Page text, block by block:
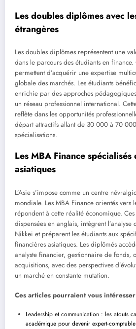
Les doubles diplômes avec
étrangères
Les doubles diplômes représentent une
dans le parcours des étudiants en
permettent d’acquérir une expertise
globale des marchés. Les étudiants
enrichie par des approches
un réseau professionnel international.
reflète dans les opportunités
départ attractifs allant de 30 000 à 70
spécialisations.
Les MBA Finance spécialisés
asiatiques
L’Asie s’impose comme un centre
mondiale. Les MBA Finance orientés vers
répondent à cette réalité économique.
dispensées en anglais, intègrent l’analyse
Nikkei et préparent les étudiants aux
financières asiatiques. Les diplômés
analyste financier, gestionnaire de fonds,
acquisitions, avec des perspectives
un marché en constante mutation.
Ces articles pourraient vous
Leadership et communication : les atouts
académique pour devenir expert-comptable